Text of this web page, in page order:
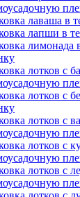
лаваша в
лапши в
лимонада
лотков с
лотков с
лотков с
лотков с
лотков с